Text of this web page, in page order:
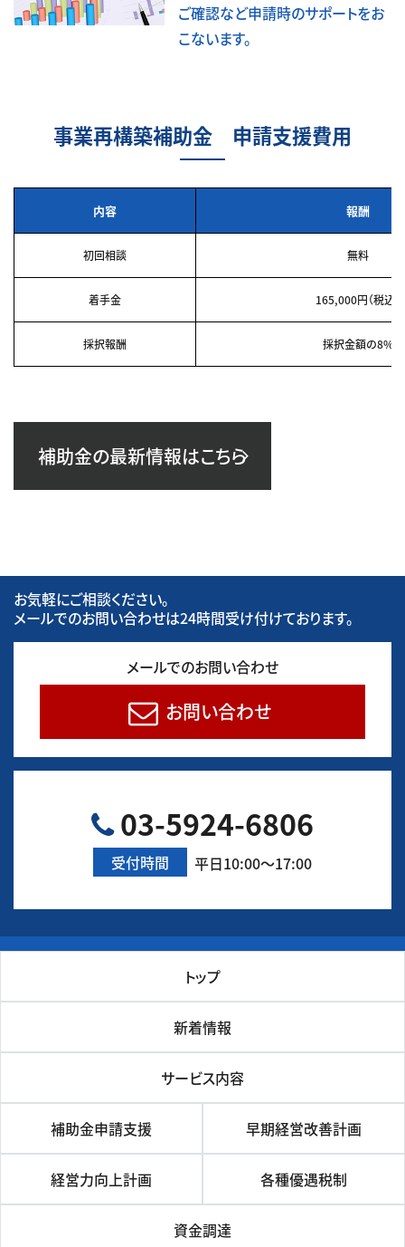
ご確認など申請時のサポートをお
こないます。
事業再構築補助金 申請支援費用
内容 報酬
初回相談 無料
着手金 165,000円（税込）
採択報酬 採択金額の8%
補助金の最新情報はこちら
お気軽にご相談ください。
メールでのお問い合わせは24時間受け付けております。
メールでのお問い合わせ
お問い合わせ
03-5924-6806
受付時間 平日10:00～17:00
トップ
新着情報
サービス内容
補助金申請支援 早期経営改善計画
経営力向上計画 各種優遇税制
資金調達